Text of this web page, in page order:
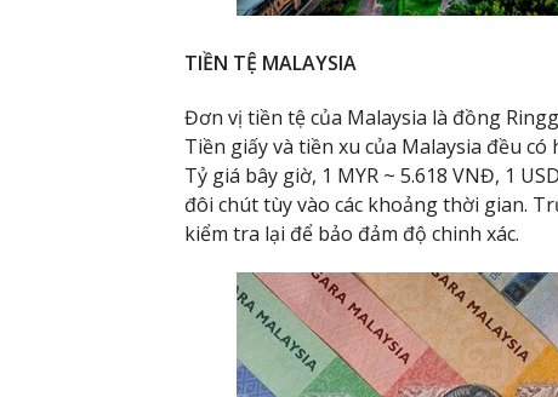
TIỀN TỆ MALAYSIA
Đơn vị tiền tệ của Malaysia là đồng
Tiền giấy và tiền xu của Malaysia đều
Tỷ giá bây giờ, 1 MYR ~ 5.618 VNĐ, 1
đôi chút tùy vào các khoảng thời gian.
kiểm tra lại để bảo đảm độ chinh xác.